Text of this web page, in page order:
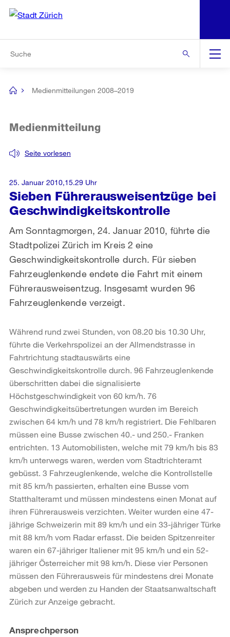
Navigation
[no
Medienmitteilungen 2008–2019
Sieben Führerausweisentzüge bei
Geschwindigkeitskontrolle
Seite vorlesen
Medienmitteilung
Am Sonntagmorgen, 24. Januar 2010, führte die
Stadtpolizei Zürich im Kreis 2 eine
Geschwindigkeitskontrolle durch. Für sieben
Fahrzeuglenkende endete die Fahrt mit einem
Führerausweisentzug. Insgesamt wurden 96
Fahrzeuglenkende verzeigt.
25. Januar 2010,15.29 Uhr
Während rund zwei Stunden, von 08.20 bis 10.30 Uhr,
führte die Verkehrspolizei an der Allmendstrasse in
Fahrtrichtung stadtauswärts eine
Geschwindigkeitskontrolle durch. 96 Fahrzeuglenkende
überschritten dabei die signalisierte
Höchstgeschwindigkeit von 60 km/h. 76
Geschwindigkeitsübertretungen wurden im Bereich
zwischen 64 km/h und 78 km/h registriert. Die Fehlbaren
müssen eine Busse zwischen 40.- und 250.- Franken
entrichten. 13 Automobilisten, welche mit 79 km/h bis 83
km/h unterwegs waren, werden vom Stadtrichteramt
gebüsst. 3 Fahrzeuglenkende, welche die Kontrollstelle
mit 85 km/h passierten, erhalten eine Busse vom
Statthalteramt und müssen mindestens einen Monat auf
ihren Führerausweis verzichten. Weiter wurden eine 47-
jährige Schweizerin mit 89 km/h und ein 33-jähriger Türke
mit 88 km/h vom Radar erfasst. Die beiden Spitzenreiter
waren ein 67-jähriger Italiener mit 95 km/h und ein 52-
jähriger Österreicher mit 98 km/h. Diese vier Personen
müssen den Führerausweis für mindestens drei Monate
abgeben und werden zu Handen der Staatsanwaltschaft
Zürich zur Anzeige gebracht.
Weitere
Ansprechperson